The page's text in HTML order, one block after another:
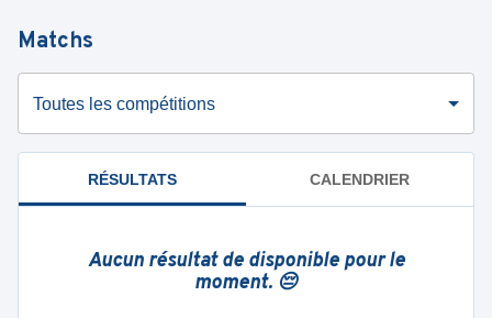
Matchs
Toutes les compétitions
RÉSULTATS CALENDRIER
Aucun résultat de disponible pour le
moment. 😔